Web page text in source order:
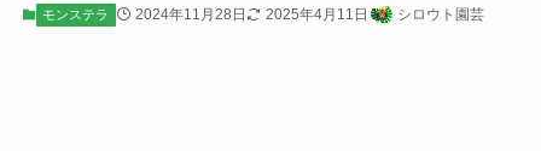
モンステラ 2024年11月28日 2025年4月11日 シロウト園芸